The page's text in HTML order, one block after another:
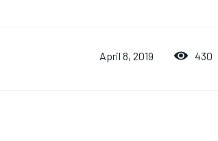
April 8, 2019 430